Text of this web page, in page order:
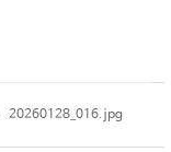
20260128_016.jpg